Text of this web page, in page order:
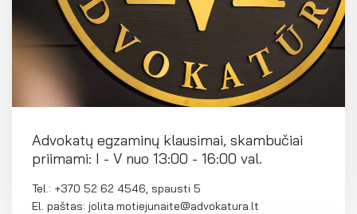
Advokatų egzaminų klausimai, skambučiai
priimami: I - V nuo 13:00 - 16:00 val.
Tel.: +370 52 62 4546, spausti 5
El. paštas: jolita.motiejunaite@advokatura.lt